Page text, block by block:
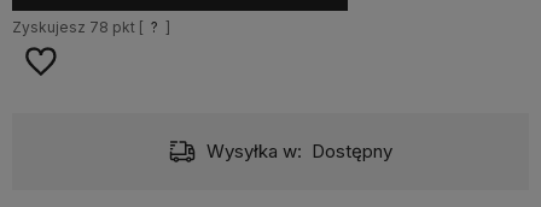
Zyskujesz 78 pkt [ ? ]
Wysyłka w: Dostępny